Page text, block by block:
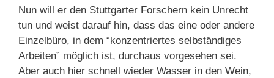
Nun will er den Stuttgarter Forschern kein Unrecht
tun und weist darauf hin, dass das eine oder andere
Einzelbüro, in dem “konzentriertes selbständiges
Arbeiten” möglich ist, durchaus vorgesehen sei.
Aber auch hier schnell wieder Wasser in den Wein,